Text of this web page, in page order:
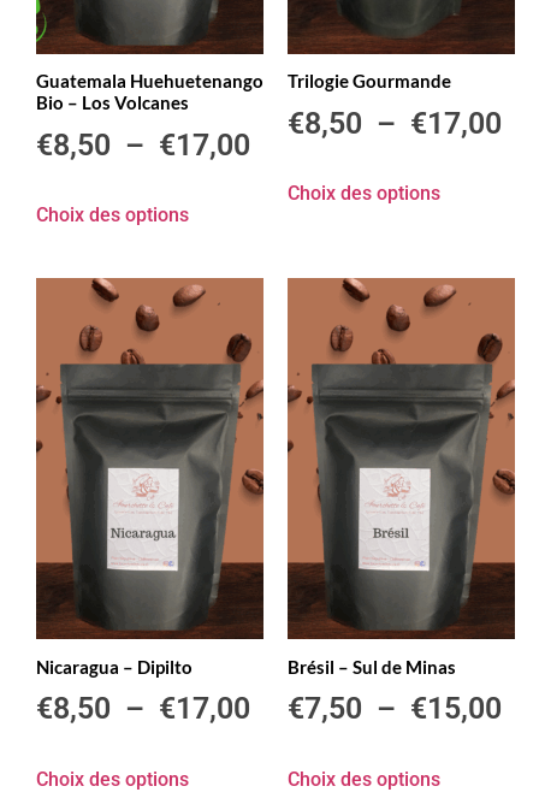
Guatemala Huehuetenango
Bio – Los Volcanes
€8,50 – €17,00
Choix des options
Trilogie Gourmande
€8,50 – €17,00
Choix des options
Nicaragua – Dipilto
€8,50 – €17,00
Choix des options
Brésil – Sul de Minas
€7,50 – €15,00
Choix des options